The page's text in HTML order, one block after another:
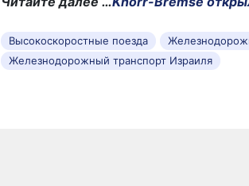
Высокоскоростные поезда
Железнодорожный транспорт Израиля